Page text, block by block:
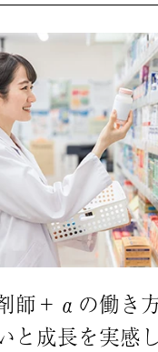
師＋αの働き方
と成長を実感